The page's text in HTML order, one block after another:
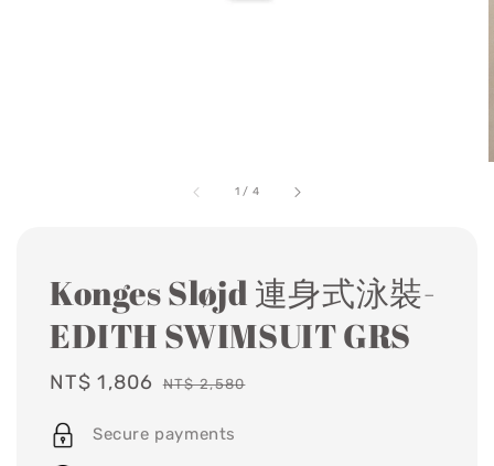
1 / 4
Konges Sløjd 連身式泳裝-
EDITH SWIMSUIT GRS
Sale
NT$ 1,806 Regular
NT$ 2,580
Secure payments